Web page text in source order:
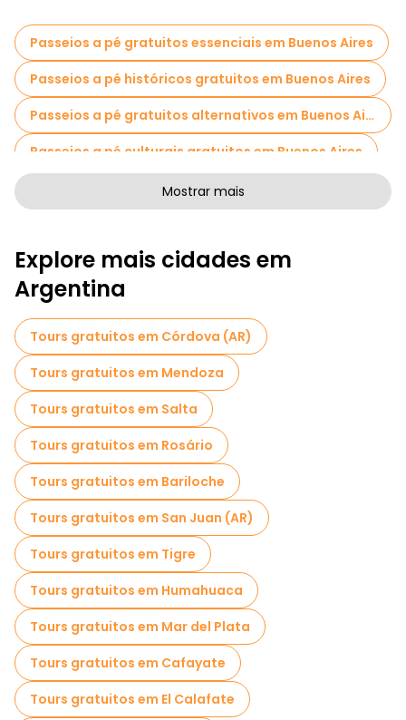
Passeios a pé gratuitos essenciais em Buenos Aires
Passeios a pé históricos gratuitos em Buenos Aires
Passeios a pé gratuitos alternativos em Buenos Aires
Passeios a pé culturais gratuitos em Buenos Aires
Passeios a pé gratuitos de arte em Buenos Aires
Atividades esportivas em Buenos Aires
Passeios autoguiados em Buenos Aires
Passeios fotográficos em Buenos Aires
Museus em Buenos Aires
Visita guiada gratuita à cidade velha Buenos Aires
Visitas para pequenos grupos em Buenos Aires
Visitas ao mercado em Buenos Aires
Visitas de degustação locais em Buenos Aires
Passeios a pé noturnos gratuitos em Buenos Aires
Passeios de bicicleta em Buenos Aires
Passeios gastronômicos em Buenos Aires
Passeios gratuitos perto Plaza de Mayo
Mostrar mais
Explore mais cidades em
Argentina
Tours gratuitos em Córdova (AR)
Tours gratuitos em Mendoza
Tours gratuitos em Salta
Tours gratuitos em Rosário
Tours gratuitos em Bariloche
Tours gratuitos em San Juan (AR)
Tours gratuitos em Tigre
Tours gratuitos em Humahuaca
Tours gratuitos em Mar del Plata
Tours gratuitos em Cafayate
Tours gratuitos em El Calafate